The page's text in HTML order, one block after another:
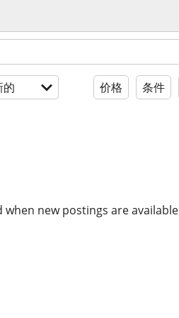
的 价格 条件
new postings are available